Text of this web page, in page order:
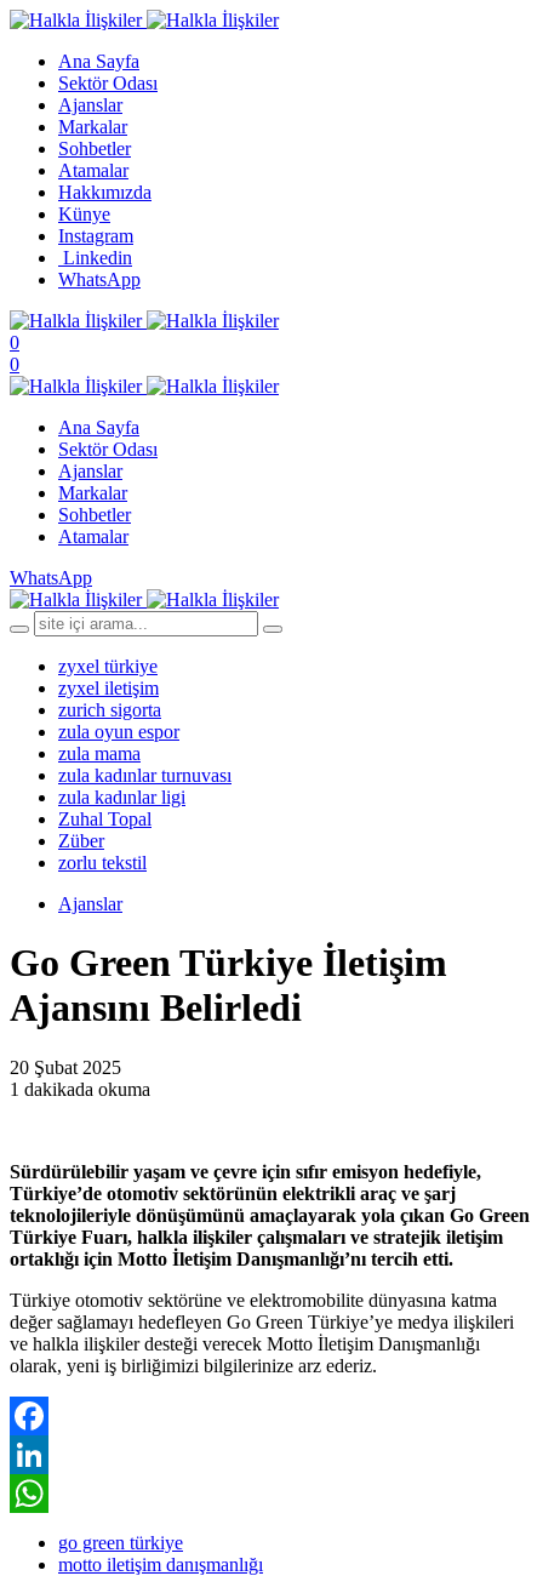
Ana Sayfa
Sektör Odası
Ajanslar
Markalar
Sohbetler
Atamalar
Hakkımızda
Künye
Instagram
Linkedin
WhatsApp
0
0
Ana Sayfa
Sektör Odası
Ajanslar
Markalar
Sohbetler
Atamalar
WhatsApp
zyxel türkiye
zyxel iletişim
zurich sigorta
zula oyun espor
zula mama
zula kadınlar turnuvası
zula kadınlar ligi
Zuhal Topal
Züber
zorlu tekstil
Ajanslar
Go Green Türkiye İletişim
Ajansını Belirledi
20 Şubat 2025
1 dakikada okuma
Sürdürülebilir yaşam ve çevre için sıfır emisyon hedefiyle,
Türkiye’de otomotiv sektörünün elektrikli araç ve şarj
teknolojileriyle dönüşümünü amaçlayarak yola çıkan Go Green
Türkiye Fuarı, halkla ilişkiler çalışmaları ve stratejik iletişim
ortaklığı için Motto İletişim Danışmanlığı’nı tercih etti.
Türkiye otomotiv sektörüne ve elektromobilite dünyasına katma
değer sağlamayı hedefleyen Go Green Türkiye’ye medya ilişkileri
ve halkla ilişkiler desteği verecek Motto İletişim Danışmanlığı
olarak, yeni iş birliğimizi bilgilerinize arz ederiz.
Facebook
LinkedIn
go green türkiye
motto iletişim danışmanlığı